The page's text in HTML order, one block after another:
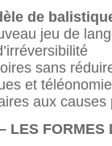
de
jeu de
sans
et
aux causes
LES